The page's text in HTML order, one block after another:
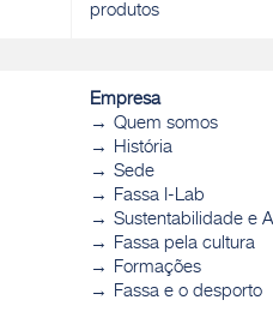
produtos
Empresa
Quem somos
História
Sede
Fassa I-Lab
Sustentabilidade e
Fassa pela cultura
Formações
Fassa e o desporto